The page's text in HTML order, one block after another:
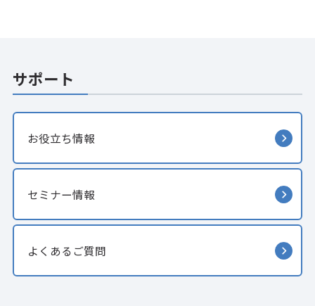
サポート
お役立ち情報
セミナー情報
よくあるご質問